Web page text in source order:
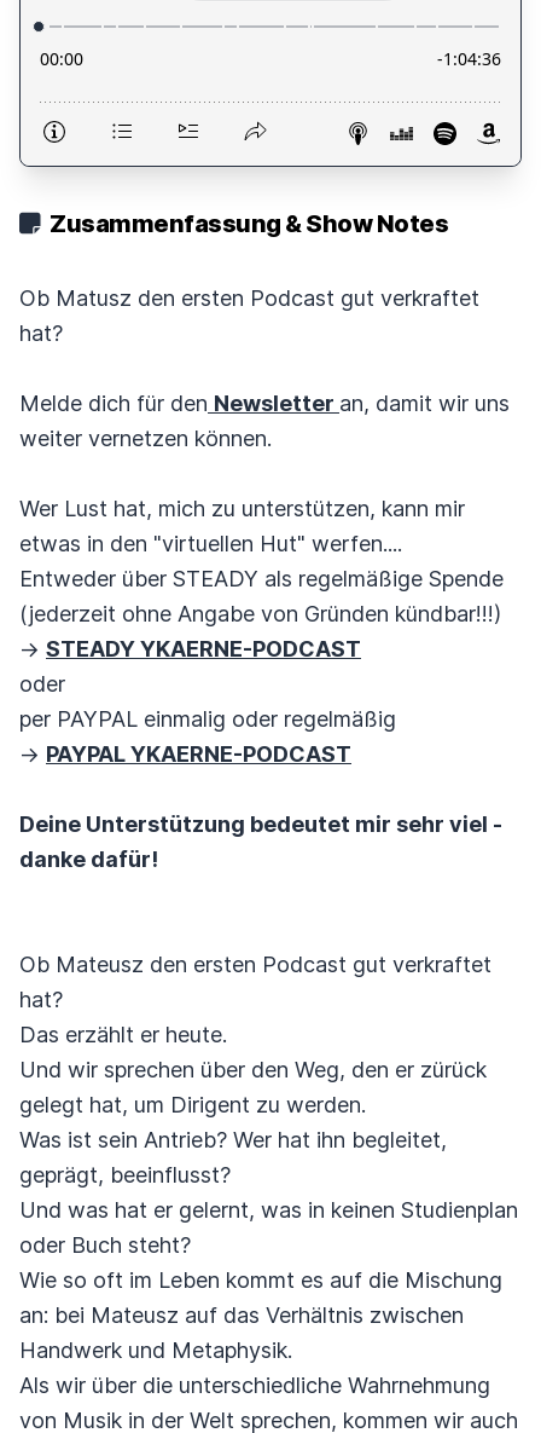
Zusammenfassung & Show Notes
Ob Matusz den ersten Podcast gut verkraftet
hat?
Melde dich für den Newsletter an, damit wir uns
weiter vernetzen können.
Wer Lust hat, mich zu unterstützen, kann mir
etwas in den "virtuellen Hut" werfen....
Entweder über STEADY als regelmäßige Spende
(jederzeit ohne Angabe von Gründen kündbar!!!)
-> STEADY YKAERNE-PODCAST
oder
per PAYPAL einmalig oder regelmäßig
-> PAYPAL YKAERNE-PODCAST
Deine Unterstützung bedeutet mir sehr viel -
danke dafür!
Ob Mateusz den ersten Podcast gut verkraftet
hat?
Das erzählt er heute.
Und wir sprechen über den Weg, den er zürück
gelegt hat, um Dirigent zu werden.
Was ist sein Antrieb? Wer hat ihn begleitet,
geprägt, beeinflusst?
Und was hat er gelernt, was in keinen Studienplan
oder Buch steht?
Wie so oft im Leben kommt es auf die Mischung
an: bei Mateusz auf das Verhältnis zwischen
Handwerk und Metaphysik.
Als wir über die unterschiedliche Wahrnehmung
von Musik in der Welt sprechen, kommen wir auch